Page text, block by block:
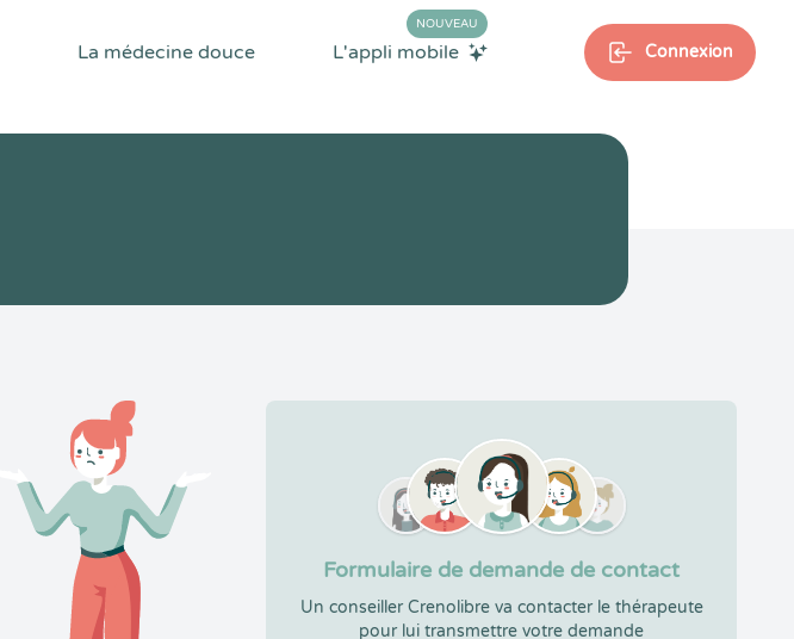
La médecine douce L'appli mobile
NOUVEAU
Connexion
Formulaire de demande de contact
Un conseiller Crenolibre va contacter le thérapeute
pour lui transmettre votre demande